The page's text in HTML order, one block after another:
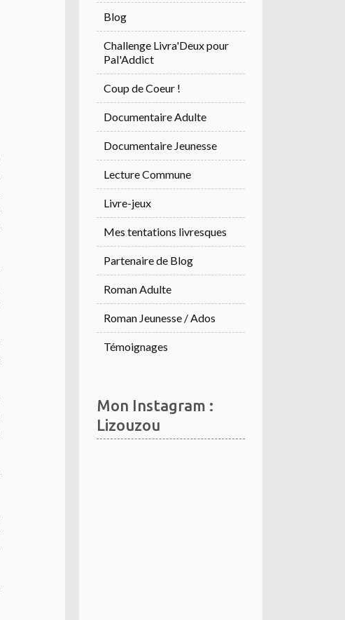
Blog
Challenge Livra'Deux pour
Pal'Addict
Coup de Coeur !
Documentaire Adulte
Documentaire Jeunesse
Lecture Commune
Livre-jeux
Mes tentations livresques
Partenaire de Blog
Roman Adulte
Roman Jeunesse / Ados
Témoignages
Mon Instagram :
Lizouzou